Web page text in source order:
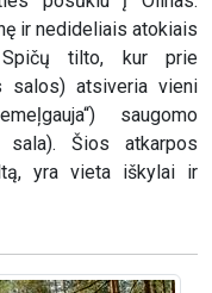
ir nedideliais atokiais
tilto, kur prie
salos) atsiveria vieni
saugomo
sala). Šios atkarpos
yra vieta iškylai ir